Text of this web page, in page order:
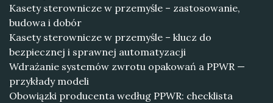
Kasety sterownicze w przemyśle – zastosowanie,
budowa i dobór
Kasety sterownicze w przemyśle – klucz do
bezpiecznej i sprawnej automatyzacji
Wdrażanie systemów zwrotu opakowań a PPWR —
przykłady modeli
Obowiązki producenta według PPWR: checklista